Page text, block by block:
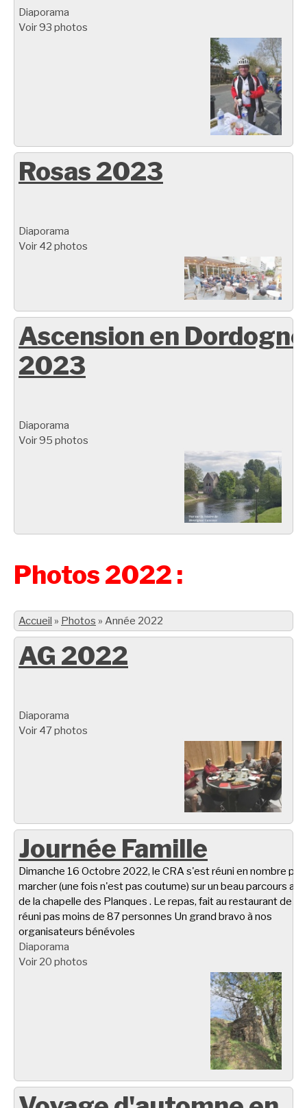
Diaporama
Voir 93 photos
Rosas 2023
Diaporama
Voir 42 photos
Ascension en Dordogne
2023
Diaporama
Voir 95 photos
Photos 2022 :
Accueil » Photos » Année 2022
AG 2022
Diaporama
Voir 47 photos
Journée Famille
Dimanche 16 Octobre 2022, le CRA s'est réuni en nombre
marcher (une fois n'est pas coutume) sur un beau parcours
de la chapelle des Planques . Le repas, fait au restaurant de
réuni pas moins de 87 personnes Un grand bravo à nos
organisateurs bénévoles
Diaporama
Voir 20 photos